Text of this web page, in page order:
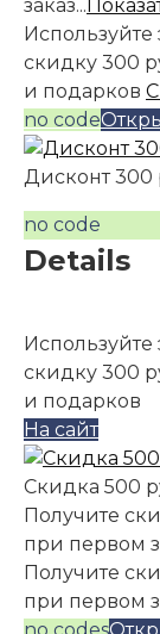
заказ...
Используйте
скидку 300
и подарков
no code
Дисконт 300
no code
Details
Используйте
скидку 300
и подарков
На сайт
Скидка 500
Получите
при первом
Получите
при первом